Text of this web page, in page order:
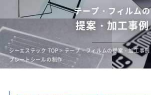
テープ・フィルムの
提案・加工事例
シーエステック TOP>テープ・フィルムの提案・加工事例
プレートシールの制作